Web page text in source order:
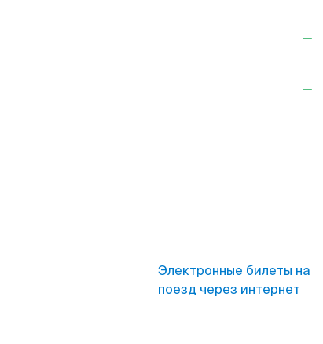
Электронные билеты на
поезд через интернет